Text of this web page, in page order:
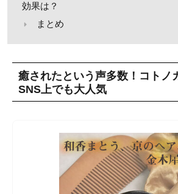
効果は？
まとめ
癒されたという声多数！コトノ
SNS上でも大人気